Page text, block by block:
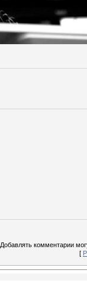
Добавлять комментарии
[